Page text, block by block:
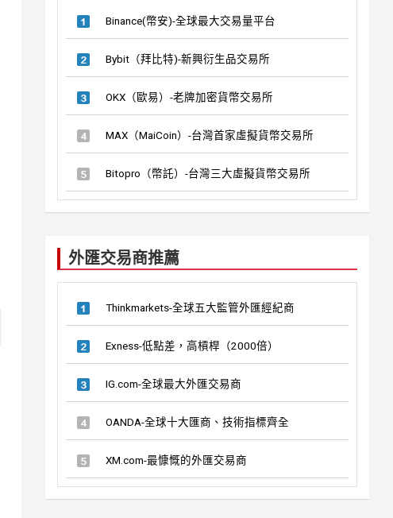
Binance(幣安)-全球最大交易量平台
Bybit（拜比特)-新興衍生品交易所
OKX（歐易）-老牌加密貨幣交易所
MAX（MaiCoin）-台灣首家虛擬貨幣交易所
Bitopro（幣託）-台灣三大虛擬貨幣交易所
外匯交易商推薦
Thinkmarkets-全球五大監管外匯經紀商
Exness-低點差，高槓桿（2000倍）
IG.com-全球最大外匯交易商
OANDA-全球十大匯商、技術指標齊全
XM.com-最慷慨的外匯交易商